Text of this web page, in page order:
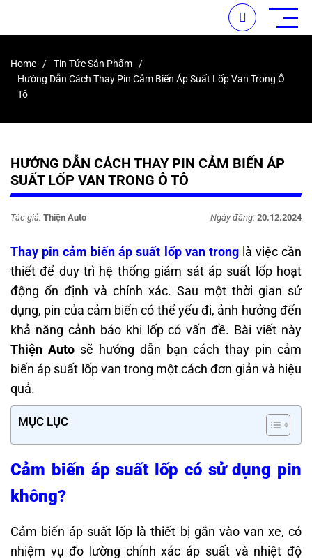
Home
Tin Tức Sản Phẩm
Hướng Dẫn Cách Thay Pin Cảm Biến Áp Suất Lốp Van Trong Ô
Tô
HƯỚNG DẪN CÁCH THAY PIN CẢM BIẾN ÁP
SUẤT LỐP VAN TRONG Ô TÔ
Tác giả: Thiện Auto Ngày đăng: 20.12.2024
Thay pin cảm biến áp suất lốp van tronglà việc cần
thiết để duy trì hệ thống giám sát áp suất lốp hoạt
động ổn định và chính xác. Sau một thời gian sử
dụng, pin của cảm biến có thể yếu đi, ảnh hưởng đến
khả năng cảnh báo khi lốp có vấn đề. Bài viết này
Thiện Auto sẽ hướng dẫn bạn cách thay pin cảm
biến áp suất lốp van trong một cách đơn giản và hiệu
quả.
MỤC LỤC
Cảm biến áp suất lốp có sử dụng pin
không?
Cảm biến áp suất lốp là thiết bị gắn vào van xe, có
nhiệm vụ đo lường chính xác áp suất và nhiệt độ